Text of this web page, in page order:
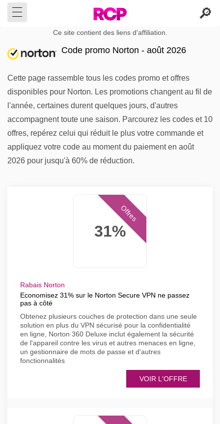
Ce site contient des liens d'affiliation.
Code promo Norton - août 2026
Cette page rassemble tous les codes promo et offres
disponibles pour Norton. Les promotions changent au fil de
l'année, certaines durent quelques jours, d'autres
accompagnent toute une saison. Parcourez les codes et 10
offres, repérez celui qui réduit le plus votre commande et
appliquez votre code au moment du paiement en août
2026 pour jusqu'à 60% de réduction.
31%
Offres
Rabais Norton
Economisez 31% sur le Norton Secure VPN ne passez
pas à côté
Obtenez plusieurs couches de protection dans une seule
solution en plus du VPN sécurisé pour la confidentialité
en ligne, Norton 360 Deluxe inclut également la sécurité
de l'appareil contre les virus et autres menaces en ligne,
un gestionnaire de mots de passe et d'autres
fonctionnalités
VOIR L'OFFRE